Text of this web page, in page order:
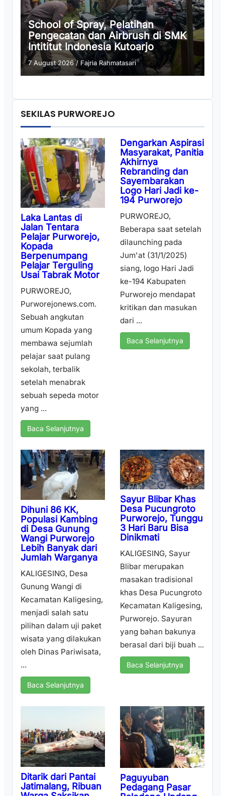
School of Spray, Pelatihan
Pengecatan dan Airbrush di SMK
Intititut Indonesia Kutoarjo
7 August 2026/ Fajria Rahmatasari
SEKILAS PURWOREJO
Laka Lantas di
Jalan Tentara
Pelajar Purworejo,
Kopada
Berpenumpang
Pelajar Terguling
Usai Tabrak Motor
PURWOREJO,
Purworejonews.com.
Sebuah angkutan
umum Kopada yang
membawa sejumlah
pelajar saat pulang
sekolah, terbalik
setelah menabrak
sebuah sepeda motor
yang ...
Baca Selanjutnya
Dengarkan Aspirasi
Masyarakat, Panitia
Akhirnya
Rebranding dan
Sayembarakan
Logo Hari Jadi ke-
194 Purworejo
PURWOREJO,
Beberapa saat setelah
dilaunching pada
Jum'at (31/1/2025)
siang, logo Hari Jadi
ke-194 Kabupaten
Purworejo mendapat
kritikan dan masukan
dari ...
Baca Selanjutnya
Dihuni 86 KK,
Populasi Kambing
di Desa Gunung
Wangi Purworejo
Lebih Banyak dari
Jumlah Warganya
KALIGESING, Desa
Gunung Wangi di
Kecamatan Kaligesing,
menjadi salah satu
pilihan dalam uji paket
wisata yang dilakukan
oleh Dinas Pariwisata,
...
Baca Selanjutnya
Sayur Blibar Khas
Desa Pucungroto
Purworejo, Tunggu
3 Hari Baru Bisa
Dinikmati
KALIGESING, Sayur
Blibar merupakan
masakan tradisional
khas Desa Pucungroto
Kecamatan Kaligesing,
Purworejo. Sayuran
yang bahan bakunya
berasal dari biji buah ...
Baca Selanjutnya
Ditarik dari Pantai
Jatimalang, Ribuan
Paguyuban
Pedagang Pasar